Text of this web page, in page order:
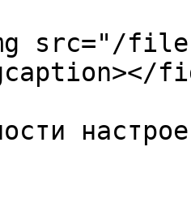
src="/files/